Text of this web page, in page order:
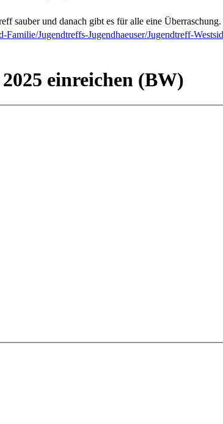
sauber und danach gibt es für alle eine
Jugendtreffs-Jugendhaeuser/Jugendtreff-
einreichen (BW)